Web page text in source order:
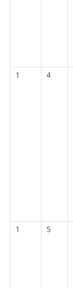
1
4
1
5